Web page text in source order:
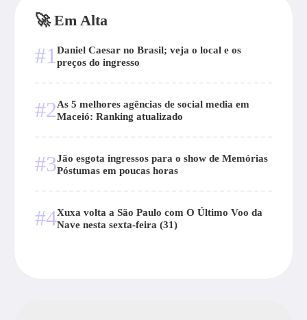
🚀 Em Alta
#1 Daniel Caesar no Brasil; veja o local e os
preços do ingresso
#2As 5 melhores agências de social media em
Maceió: Ranking atualizado
#3Jão esgota ingressos para o show de Memórias
Póstumas em poucas horas
#4Xuxa volta a São Paulo com O Último Voo da
Nave nesta sexta-feira (31)